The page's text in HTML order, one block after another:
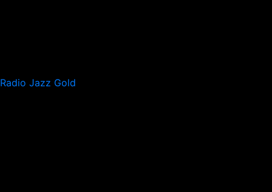
Radio Jazz Gold